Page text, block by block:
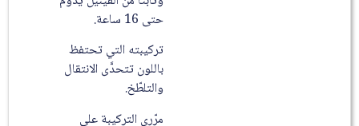
حتى 16 ساعة.
تركيبته التي تحتفظ
باللون تتحدَّى الانتقال
والتلطّخ.
مرّري التركيبة على